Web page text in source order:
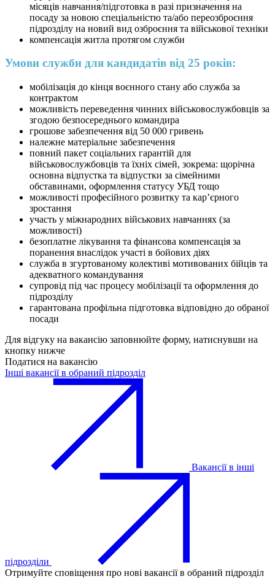
місяців навчання/підготовка в разі призначення на
посаду за новою спеціальністю та/або переозброєння
підрозділу на новий вид озброєння та військової техніки
компенсація житла протягом служби
Умови служби для кандидатів від 25 років:
мобілізація до кінця воєнного стану або служба за
контрактом
можливість переведення чинних військовослужбовців за
згодою безпосереднього командира
грошове забезпечення від 50 000 гривень
належне матеріальне забезпечення
повний пакет соціальних гарантій для
військовослужбовців та їхніх сімей, зокрема: щорічна
основна відпустка та відпустки за сімейними
обставинами, оформлення статусу УБД тощо
можливості професійного розвитку та кар’єрного
зростання
участь у міжнародних військових навчаннях (за
можливості)
безоплатне лікування та фінансова компенсація за
поранення внаслідок участі в бойових діях
служба в згуртованому колективі мотивованих бійців та
адекватного командування
супровід під час процесу мобілізації та оформлення до
підрозділу
гарантована профільна підготовка відповідно до обраної
посади
Для відгуку на вакансію заповнюйте форму, натиснувши на
кнопку нижче
Податися на вакансію
Інші вакансії в обраний підрозділ
Вакансії в інші
підрозділи
Отримуйте сповіщення про нові вакансії в обраний підрозділ